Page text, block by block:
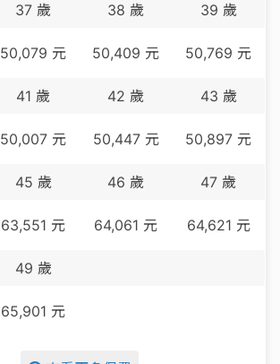
37 歲
50,079 元
38 歲
50,409 元
39 歲
50,769 元
41 歲
50,007 元
42 歲
50,447元
43 歲
50,897 元
45 歲
63,551 元
46 歲
64,061 元
47 歲
64,621 元
49 歲
65,901 元